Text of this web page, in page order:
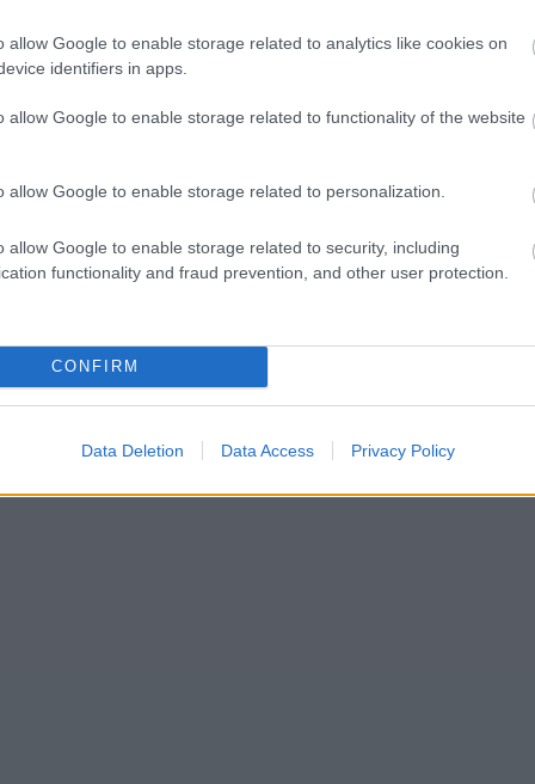
allow Google to enable storage related to analytics like cookies on
identifiers in apps.
allow Google to enable storage related to functionality of the website
allow Google to enable storage related to personalization.
allow Google to enable storage related to security, including
functionality and fraud prevention, and other user protection.
CONFIRM
Data Deletion Data Access Privacy Policy